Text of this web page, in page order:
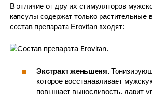
В отличие от других стимуляторов
капсулы содержат только растительные
состав препарата Erovitan входят:
Экстракт женьшеня.
которое восстанавливает
повышает выносливость, дарит